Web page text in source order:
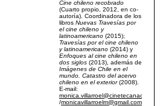
Cine chileno recobrado
(Cuarto propio, 2012, en co-
autoría). Coordinadora de los
libros Nuevas Travesías por
el cine chileno y
latinoamericano (2015);
Travesías por el cine chileno
y latinoamericano (2014) y
Enfoques al cine chileno en
dos siglos (2013), además de
Imágenes de Chile en el
mundo. Catastro del acervo
chileno en el exterior(2008).
E-mail:
monica.villarroel@cinetecanacional.cl
/monicavillarroelm@gmail.com